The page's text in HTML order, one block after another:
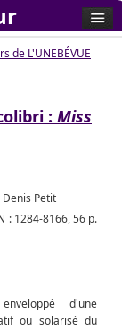
de L'UNEBÉVUE
: Miss
Petit
: 1284-8166, 56 p.
d'une
ou solarisé du